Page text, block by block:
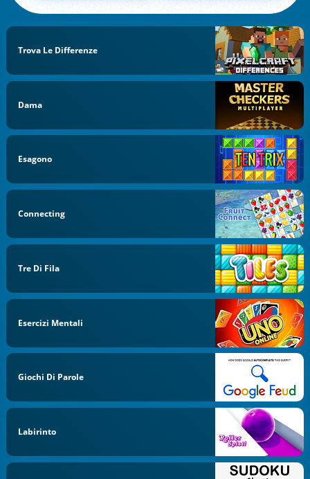
Trova Le Differenze
Dama
Esagono
Connecting
Tre Di Fila
Esercizi Mentali
Giochi Di Parole
Labirinto